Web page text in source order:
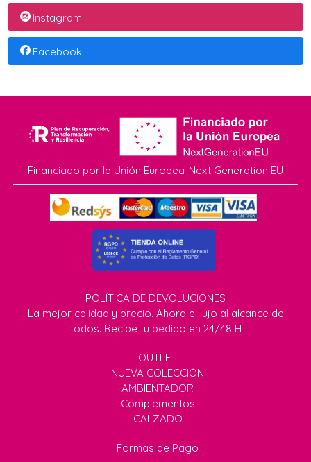
Instagram
Facebook
Financiado por la Unión Europea-Next Generation EU
POLÍTICA DE DEVOLUCIONES
La mejor calidad y precio. Ahora el lujo al alcance de
todos. Recibe tu pedido en 24/48 H
OUTLET
NUEVA COLECCIÓN
AMBIENTADOR
Complementos
CALZADO
Formas de Pago